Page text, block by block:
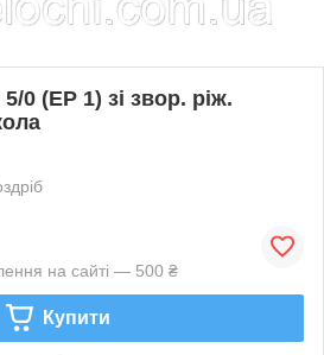
0 (EP 1) зі звор. ріж.
на сайті — 500 ₴
Купити